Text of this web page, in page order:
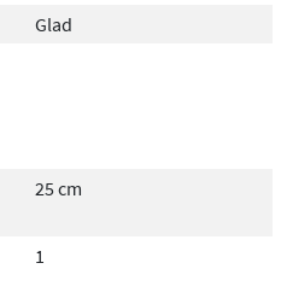
Glad
25 cm
1